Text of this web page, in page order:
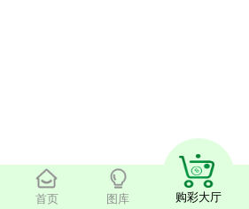
首页 图库 购彩大厅